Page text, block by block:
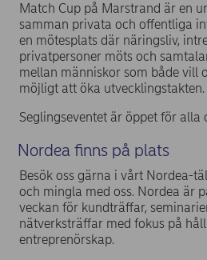
Match Cup på Marstrand är en
samman privata och offentliga
en mötesplats där näringsliv,
privatpersoner möts och
mellan människor som både vill
möjligt att öka utvecklingstakten.
Seglingseventet är öppet för alla
Nordea finns på plats
Besök oss gärna i vårt Nordea-
och mingla med oss. Nordea är
veckan för kundträffar,
nätverksträffar med fokus på
entreprenörskap.